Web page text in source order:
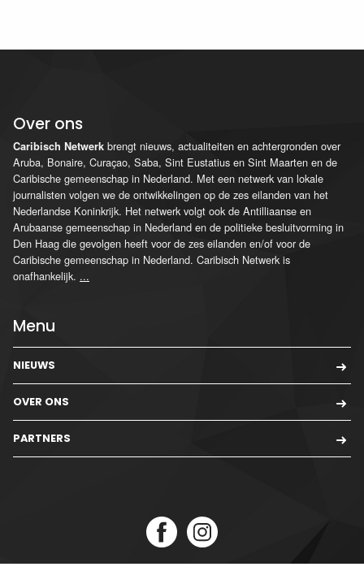
Over ons
Caribisch Netwerk brengt nieuws, actualiteiten en achtergronden over
Aruba, Bonaire, Curaçao, Saba, Sint Eustatius en Sint Maarten en de
Caribische gemeenschap in Nederland. Met een netwerk van lokale
journalisten volgen we de ontwikkelingen op de zes eilanden van het
Nederlandse Koninkrijk. Het netwerk volgt ook de Antilliaanse en
Arubaanse gemeenschap in Nederland en de politieke besluitvorming in
Den Haag die gevolgen heeft voor de zes eilanden en/of voor de
Caribische gemeenschap in Nederland. Caribisch Netwerk is
onafhankelijk. ...
Menu
NIEUWS
OVER ONS
PARTNERS